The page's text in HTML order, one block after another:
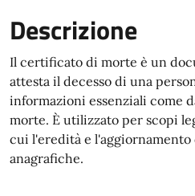
Descrizione
Il certificato di morte è un
attesta il decesso di una
informazioni essenziali come
morte. È utilizzato per scopi
cui l'eredità e
anagrafiche.